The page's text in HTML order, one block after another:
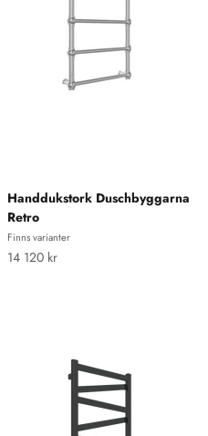
Handdukstork Duschbyggarna
Retro
Finns varianter
REA-pris
14 120 kr